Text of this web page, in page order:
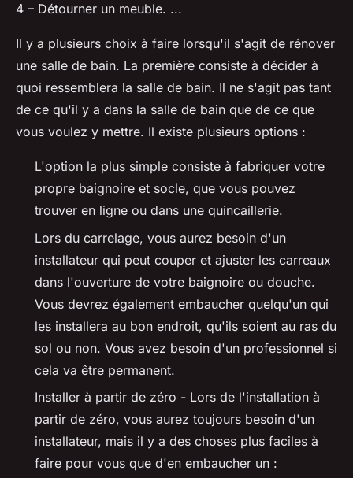
4 – Détourner un meuble. ...
Il y a plusieurs choix à faire lorsqu'il s'agit de rénover
une salle de bain. La première consiste à décider à
quoi ressemblera la salle de bain. Il ne s'agit pas tant
de ce qu'il y a dans la salle de bain que de ce que
vous voulez y mettre. Il existe plusieurs options :
L'option la plus simple consiste à fabriquer votre
propre baignoire et socle, que vous pouvez
trouver en ligne ou dans une quincaillerie.
Lors du carrelage, vous aurez besoin d'un
installateur qui peut couper et ajuster les carreaux
dans l'ouverture de votre baignoire ou douche.
Vous devrez également embaucher quelqu'un qui
les installera au bon endroit, qu'ils soient au ras du
sol ou non. Vous avez besoin d'un professionnel si
cela va être permanent.
Installer à partir de zéro - Lors de l'installation à
partir de zéro, vous aurez toujours besoin d'un
installateur, mais il y a des choses plus faciles à
faire pour vous que d'en embaucher un :